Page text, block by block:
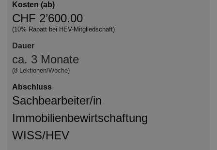
Kosten (ab)
CHF 2’600.00
(10% Rabatt bei HEV-Mitgliedschaft)
Dauer
ca. 3 Monate
(8 Lektionen/Woche)
Abschluss
Sachbearbeiter/in
Immobilienbewirtschaftung
WISS/HEV